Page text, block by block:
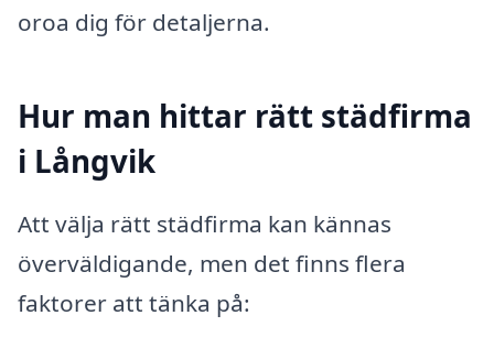
oroa dig för detaljerna.
Hur man hittar rätt städfirma
i Långvik
Att välja rätt städfirma kan kännas
överväldigande, men det finns flera
faktorer att tänka på: